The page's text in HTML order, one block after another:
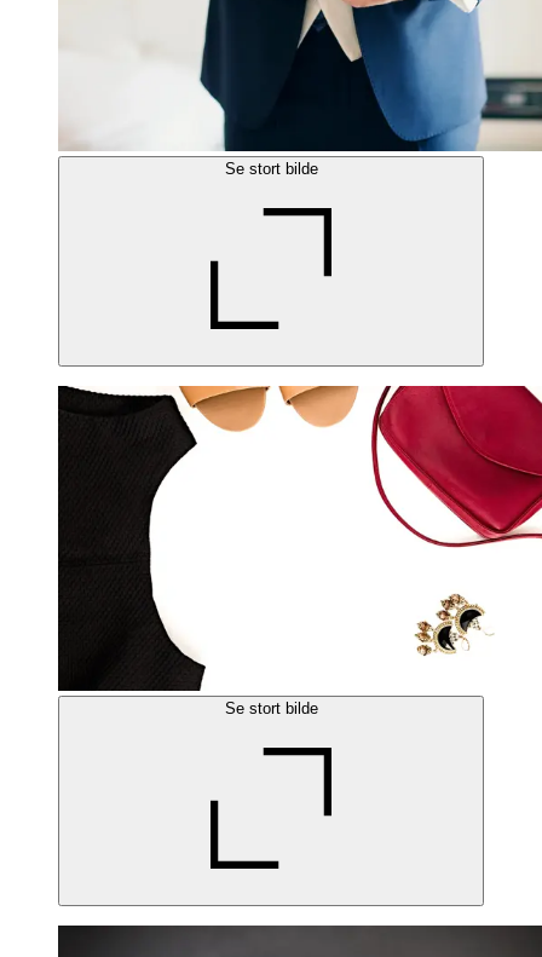
Se stort bilde
Se stort bilde